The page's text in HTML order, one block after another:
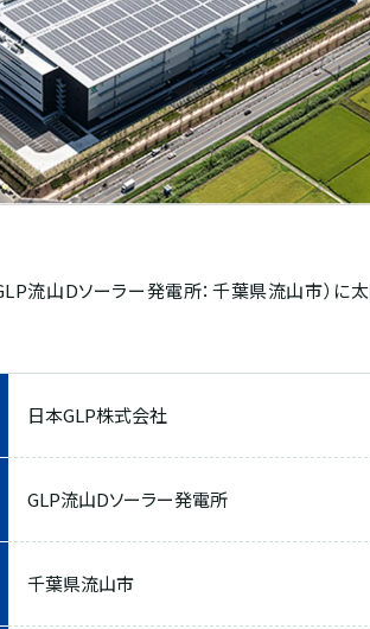
流山Dソーラー発電所：千葉県流山市）に
日本GLP株式会社
GLP流山Dソーラー発電所
千葉県流山市